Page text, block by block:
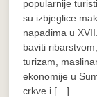
popularnije
su izbjeglice
napadima u
baviti
turizam,
ekonomije u
crkve i […]